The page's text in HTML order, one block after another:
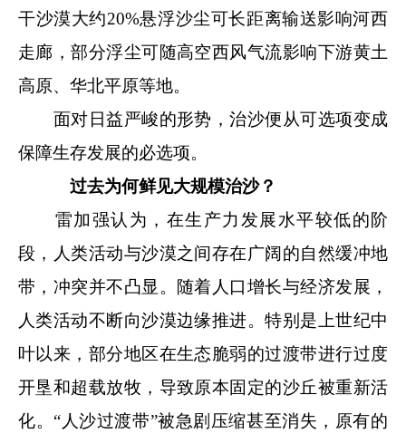
干沙漠大约20%悬浮沙尘可长距离输送影响河西
走廊，部分浮尘可随高空西风气流影响下游黄土
高原、华北平原等地。
面对日益严峻的形势，治沙便从可选项变成
保障生存发展的必选项。
过去为何鲜见大规模治沙？
雷加强认为，在生产力发展水平较低的阶
段，人类活动与沙漠之间存在广阔的自然缓冲地
带，冲突并不凸显。随着人口增长与经济发展，
人类活动不断向沙漠边缘推进。特别是上世纪中
叶以来，部分地区在生态脆弱的过渡带进行过度
开垦和超载放牧，导致原本固定的沙丘被重新活
化。“人沙过渡带”被急剧压缩甚至消失，原有的